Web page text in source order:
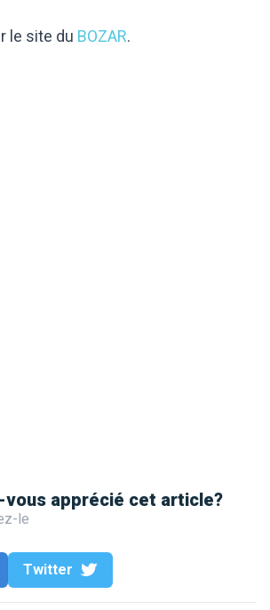
le site du BOZAR.
vous apprécié cet article?
le
Twitter